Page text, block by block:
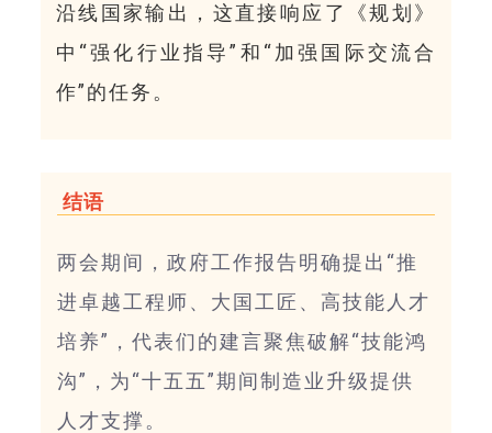
沿线国家输出，这直接响应了《规划》
中“强化行业指导”和“加强国际交流合
作”的任务。
结语
两会期间，政府工作报告明确提出“推
进卓越工程师、大国工匠、高技能人才
培养”，代表们的建言聚焦破解“技能鸿
沟”，为“十五五”期间制造业升级提供
人才支撑。